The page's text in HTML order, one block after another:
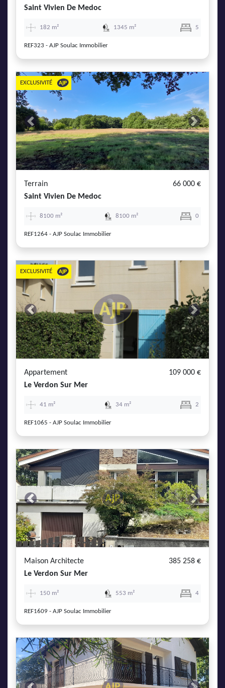
Saint Vivien De Medoc
182 m² 1345 m² 5
REF323 - AJP Soulac Immobilier
Previous Next
EXCLUSIVITÉ
Terrain
66 000 €
Saint Vivien De Medoc
8100 m² 8100 m² 0
REF1264 - AJP Soulac Immobilier
Previous Next
EXCLUSIVITÉ
Appartement
109 000 €
Le Verdon Sur Mer
41 m² 34 m² 2
REF1065 - AJP Soulac Immobilier
Previous Next
Maison Architecte
385 258 €
Le Verdon Sur Mer
150 m² 553 m² 4
REF1609 - AJP Soulac Immobilier